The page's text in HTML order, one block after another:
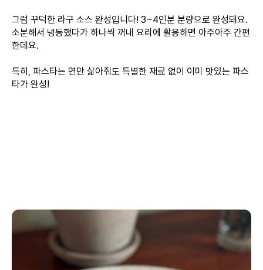
그럼 꾸덕한 라구 소스 완성입니다! 3~4인분 분량으로 완성돼요.
소분해서 냉동했다가 하나씩 꺼내 요리에 활용하면 아주아주 간편
한데요.
특히, 파스타는 면만 삶아줘도 특별한 재료 없이 이미 맛있는 파스
타가 완성!